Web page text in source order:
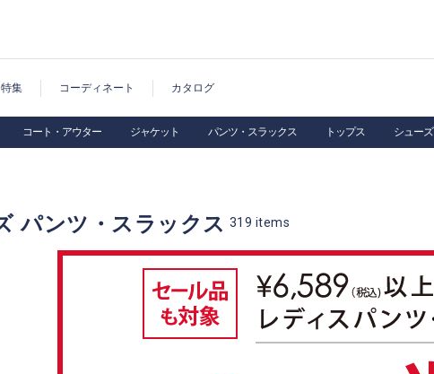
特集 コーディネート カタログ
コート・アウター ジャケット パンツ・スラックス トップス シューズ
パンツ・スラックス 319 items